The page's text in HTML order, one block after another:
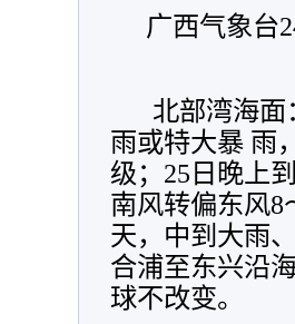
广西气象
北部湾海
雨或特大暴 雨
级；25日晚上
南风转偏东风8
天，中到大雨
合浦至东兴沿
球不改变。